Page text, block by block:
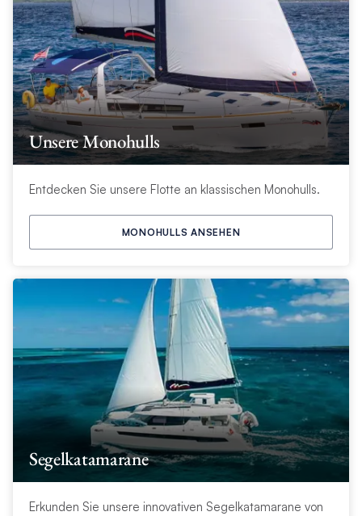
Unsere Monohulls
Entdecken Sie unsere Flotte an klassischen Monohulls.
MONOHULLS ANSEHEN
Segelkatamarane
Erkunden Sie unsere innovativen Segelkatamarane von